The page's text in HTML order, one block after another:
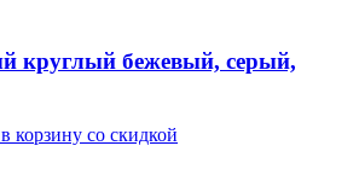
круглый бежевый, серый,
корзину со скидкой